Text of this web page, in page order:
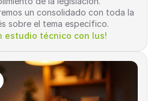
un consolidado con toda la
sobre el tema específico.
estudio técnico con Ius!